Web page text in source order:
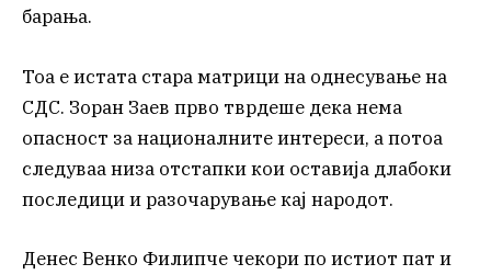
барања.
Тоа е истата стара матрици на однесување на
СДС. Зоран Заев прво тврдеше дека нема
опасност за националните интереси, а потоа
следуваа низа отстапки кои оставија длабоки
последици и разочарување кај народот.
Денес Венко Филипче чекори по истиот пат и